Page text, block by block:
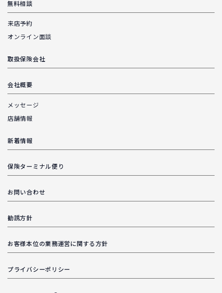
無料相談
来店予約
オンライン面談
取扱保険会社
会社概要
メッセージ
店舗情報
新着情報
保険ターミナル便り
お問い合わせ
勧誘方針
お客様本位の業務運営に関する方針
プライバシーポリシー